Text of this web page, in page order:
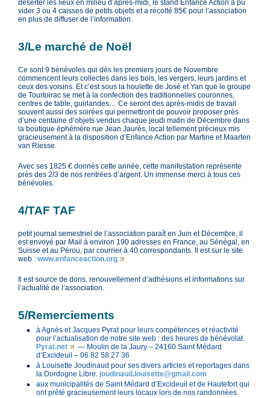
déserter les lieux en milieu d’après-midi, le stand Enfance Action a pu
vider 3 ou 4 caisses de petits objets et a récolté 85€ pour l’association
en plus de diffuser de l’information.
3/Le marché de Noël
Ce sont 9 bénévoles qui dès les premiers jours de Novembre
commencent leurs collectes dans les bois, les vergers, leurs jardins et
ceux des voisins. Et c’est sous la houlette de José et Yan que le groupe
de Tourtoirac se met à la confection des traditionnelles couronnes,
centres de table, guirlandes… Ce seront des après-midis de travail
souvent aussi des soirées qui permettront de pouvoir proposer près
d’une centaine d’objets vendus chaque jeudi matin de Décembre dans
la boutique éphémère rue Jean Jaurès, local tellement précieux mis
gracieusement à la disposition d’Enfance Action par Martine et Maarten
van Riesse.
Avec ses 1825 € donnés cette année, cette manifestation représente
près des 2/3 de nos rentrées d’argent. Un immense merci à tous ces
bénévoles.
4/TAF TAF
petit journal semestriel de l’association paraît en Juin et Décembre, il
est envoyé par Mail à environ 190 adresses en France, au Sénégal, en
Suisse et au Pérou, par courrier à 40 correspondants. Il est sur le site
web :www.enfanceaction.org
Il est source de dons, renouvellement d’adhésions et informations sur
l’actualité de l’association.
5/Remerciements
à Agnès et Jacques Pyrat pour leurs compétences et réactivité
pour l’actualisation de notre site web : des heures de bénévolat.
Pyrat.net
— Moulin de la Jaury – 24160 Saint Médard
d’Excideuil – 06 82 58 27 36
à Louisette Joudinaud pour ses divers articles et reportages dans
la Dordogne Libre. joudinaud.louisette@gmail.com
aux municipalités de Saint Médard d’Excideuil et de Hautefort qui
ont prêté gracieusement leurs locaux lors de nos randonnées.